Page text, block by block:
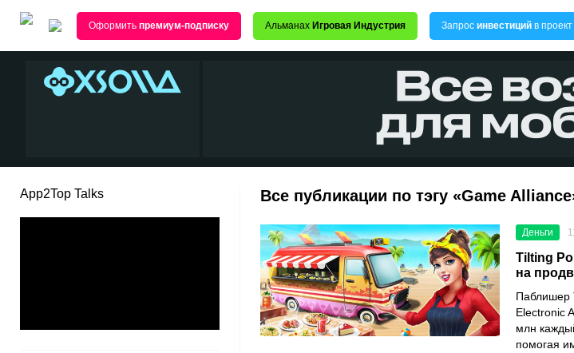
Оформить премиум-подписку Альманах Игровая Индустрия Запрос инвестиций в проект
App2Top Talks Все публикации по тэгу «Game
Деньги
Tilting
на
Паблишер
Electronic
млн
помогая